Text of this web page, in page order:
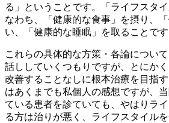
る」ということです。「ライフスタ
なわち、「健康的な食事」を摂り、
い、「健康的な睡眠」を取ることです
これらの具体的な方策・各論につい
話ししていくつもりですが、とにか
改善することなしに根本治療を目指
はあくまでも私個人の感想ですが、
ている患者を診ていても、やはりラ
る方は治りが悪く、ライフスタイル